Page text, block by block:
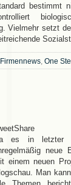
bestimmt
Vielmehr setzt
Firmennews, One
es in letzter
neue
einem neuen
Man